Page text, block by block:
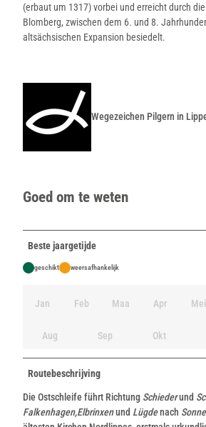
(erbaut um 1317) vorbei und erreicht durch
Blomberg, zwischen dem 6. und 8.
altsächsischen Expansion besiedelt.
Wegezeichen Pilgern in
Goed om te weten
Beste jaargetijde
geschikt weersafhankelijk
Jan Feb Maa Apr Mei
Aug Sep Okt
Routebeschrijving
Die Ostschleife führt Richtung Schiederund
Falkenhagen,Elbrinxenund Lügdenach